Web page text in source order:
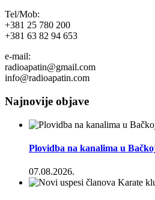
Tel/Mob:
+381 25 780 200
+381 63 82 94 653
e-mail:
radioapatin@gmail.com
info@radioapatin.com
Najnovije objave
Plovidba na kanalima u
07.08.2026.